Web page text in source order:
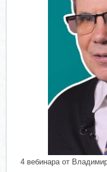
4 вебинара от